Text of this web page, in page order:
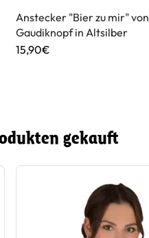
Anstecker "Bier zu mir" von
Gaudiknopf in Altsilber
15,90€
gekauft